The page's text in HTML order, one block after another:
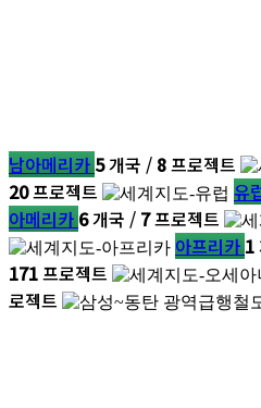
남아메리카 5개국 / 8프로젝트
20프로젝트 유
아메리카 6개국 / 7프로젝트
아프리카 1
171프로젝트
로젝트